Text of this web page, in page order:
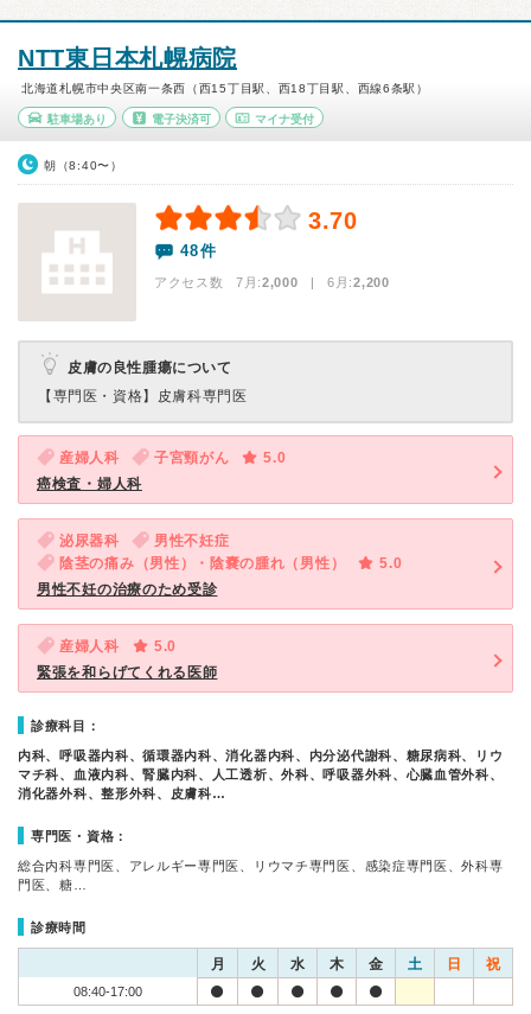
NTT東日本札幌病院
北海道札幌市中央区南一条西（西15丁目駅、西18丁目駅、西線6条駅）
駐車場あり 電子決済可 マイナ受付
朝（8:40〜）
3.70
48件
アクセス数 7月:2,000 | 6月:2,200
皮膚の良性腫瘍について
【専門医・資格】 皮膚科専門医
産婦人科 子宮頸がん
5.0
癌検査・婦人科
泌尿器科
男性不妊症
陰茎の痛み（男性）・陰嚢の腫れ（男性）
5.0
男性不妊の治療のため受診
産婦人科
5.0
緊張を和らげてくれる医師
診療科目：
内科、呼吸器内科、循環器内科、消化器内科、内分泌代謝科、糖尿病科、リウ
マチ科、血液内科、腎臓内科、人工透析、外科、呼吸器外科、心臓血管外科、
消化器外科、整形外科、皮膚科…
専門医・資格：
総合内科専門医、アレルギー専門医、リウマチ専門医、感染症専門医、外科専
門医、糖…
診療時間
月 火 水 木 金 土 日 祝
08:40-17:00